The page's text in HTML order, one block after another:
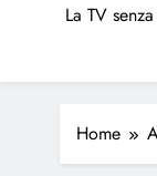
La TV
Home